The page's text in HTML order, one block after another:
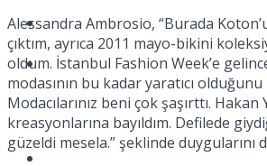
Kadınca
Podcast
Alessandra Ambrosio, “Burada
çıktım, ayrıca 2011 mayo-bikini
oldum. İstanbul Fashion Week’e
modasının bu kadar yaratıcı
Modacılarınız beni çok şaşırttı. Hakan
kreasyonlarına bayıldım. Defilede
güzeldi mesela.” şeklinde duygularını